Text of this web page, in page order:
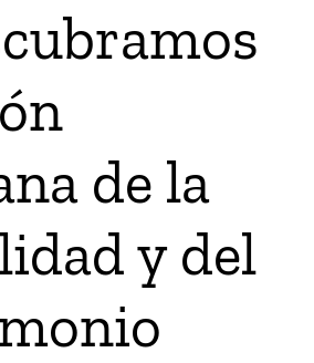
de la
y del